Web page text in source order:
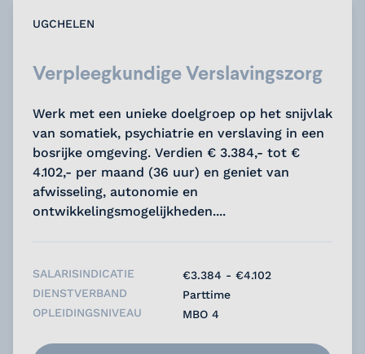
UGCHELEN
Verpleegkundige Verslavingszorg
Werk met een unieke doelgroep op het snijvlak
van somatiek, psychiatrie en verslaving in een
bosrijke omgeving. Verdien € 3.384,- tot €
4.102,- per maand (36 uur) en geniet van
afwisseling, autonomie en
ontwikkelingsmogelijkheden....
SALARISINDICATIE
€3.384 - €4.102
DIENSTVERBAND
Parttime
OPLEIDINGSNIVEAU
MBO 4